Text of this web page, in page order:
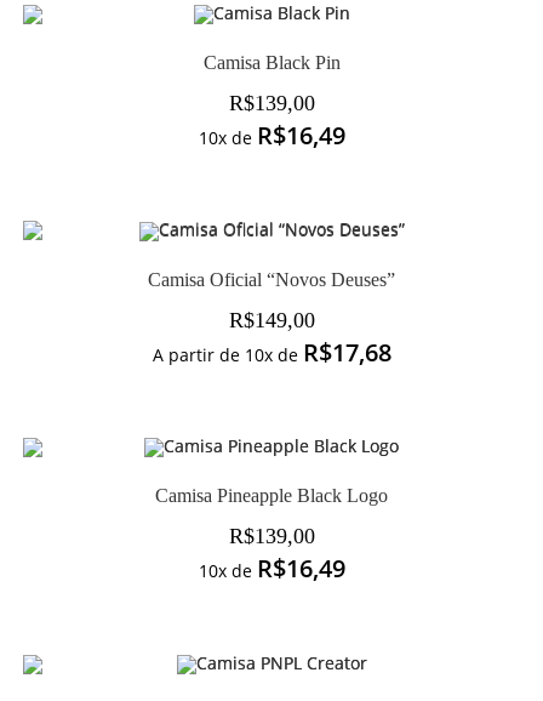
Camisa Black Pin
R$139,00
10x de R$16,49
Camisa Oficial “Novos Deuses”
R$149,00
A partir de 10x de R$17,68
Camisa Pineapple Black Logo
R$139,00
10x de R$16,49